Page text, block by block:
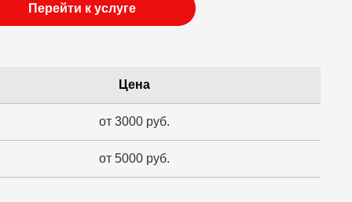
Перейти к услуге
Цена
от 3000 руб.
от 5000 руб.